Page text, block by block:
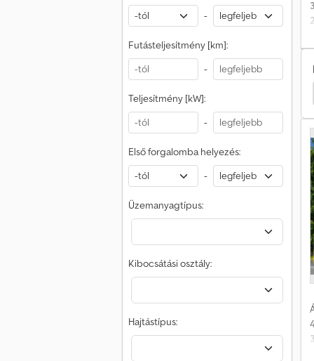
-
Futásteljesítmény [km]:
-
Teljesítmény [kW]:
-
Első forgalomba helyezés:
-
Üzemanyagtípus:
Kibocsátási osztály:
Hajtástípus:
Mercedes-Benz Antos Renault D Teherautó